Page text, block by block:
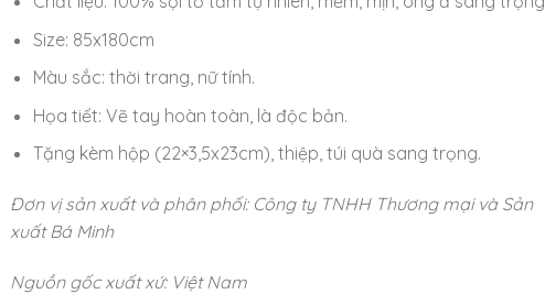
Size: 85x180cm
Màu sắc: thời trang, nữ tính.
Họa tiết: Vẽ tay hoàn toàn, là độc bản.
Tặng kèm hộp (22×3,5x23cm), thiệp, túi quà sang trọng.
Đơn vị sản xuất và phân phối: Công ty TNHH Thương mại và Sản
xuất Bá Minh
Nguồn gốc xuất xứ: Việt Nam